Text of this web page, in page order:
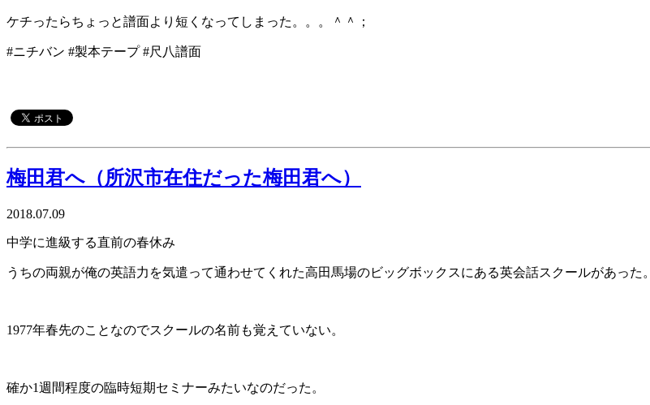
ケチったらちょっと譜面より短くなってしまった。。。＾＾；
#ニチバン #製本テープ #尺八譜面
梅田君へ（所沢市在住だった梅田君へ）
2018.07.09
中学に進級する直前の春休み
うちの両親が俺の英語力を気遣って通わせてくれた高田馬場のビッグボックスにある英会話スクールがあった。
1977年春先のことなのでスクールの名前も覚えていない。
確か1週間程度の臨時短期セミナーみたいなのだった。